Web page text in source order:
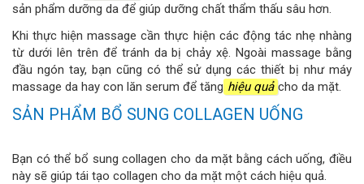
sản phẩm dưỡng da để giúp dưỡng chất thẩm thấu sâu hơn.
Khi thực hiện massage cần thực hiện các động tác nhẹ nhàng
từ dưới lên trên để tránh da bị chảy xệ. Ngoài massage bằng
đầu ngón tay, bạn cũng có thể sử dụng các thiết bị như máy
massage da hay con lăn serum để tăng hiệu quả cho da mặt.
SẢN PHẨM BỔ SUNG COLLAGEN UỐNG
Bạn có thể bổ sung collagen cho da mặt bằng cách uống, điều
này sẽ giúp tái tạo collagen cho da mặt một cách hiệu quả.